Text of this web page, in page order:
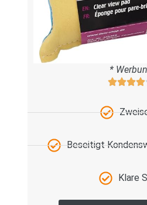
*
Beseitigt
Klare